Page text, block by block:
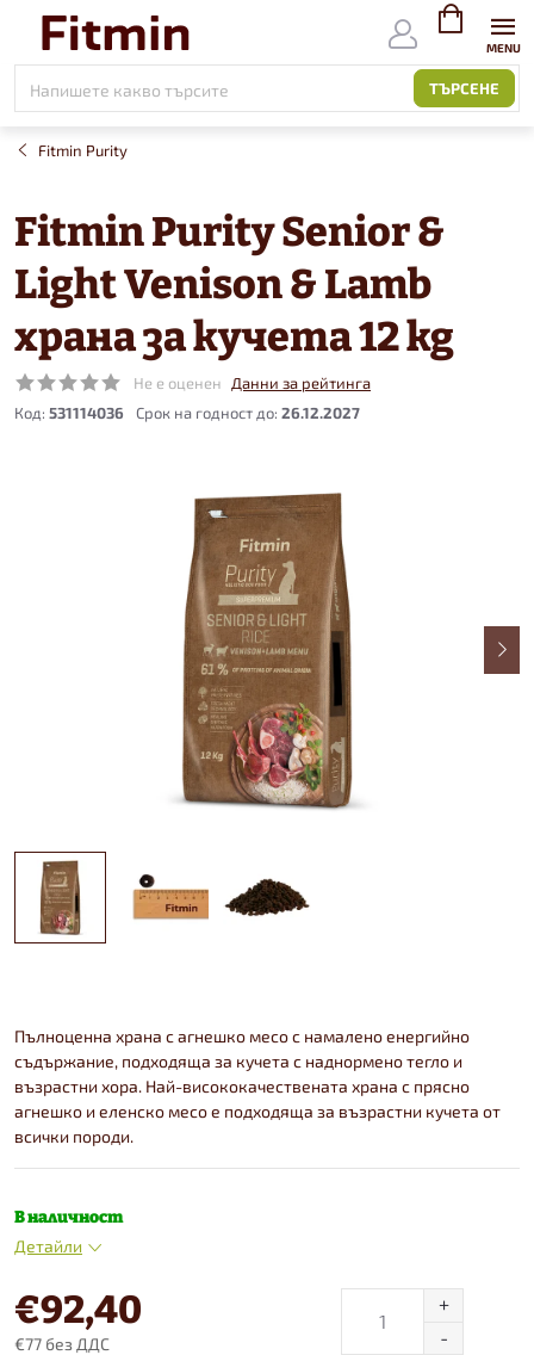
съдържанието
ТЪРСЕНЕ
ВИЖ
Fitmin Purity
Fitmin Purity Senior &
Light Venison & Lamb
храна за кучета 12 kg
Не е оценен
Данни за рейтинга
Код: 531114036 26.12.2027
Пълноценна храна с агнешко месо с намалено енергийно
съдържание, подходяща за кучета с наднормено тегло и
възрастни хора. Най-висококачествената храна с прясно
агнешко и еленско месо е подходяща за възрастни кучета от
всички породи.
В наличност
Детайли
€92,40
€77 без ДДС